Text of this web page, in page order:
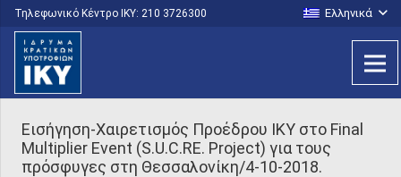
Τηλεφωνικό Κέντρο IKY: 210 3726300 Ελληνικά
Εισήγηση-Χαιρετισμός Προέδρου ΙΚΥ στο Final
Multiplier Event (S.U.C.RE. Project) για τους
πρόσφυγες στη Θεσσαλονίκη/4-10-2018.